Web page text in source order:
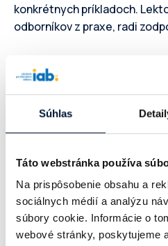
Súhlas
Táto webstránka používa
Na prispôsobenie obsahu a
sociálnych médií a analýzu
súbory cookie. Informácie o
webové stránky, poskytujeme
konkrétnych príkladoch.
odborníkov z praxe, radi
Získané know-how a
vašu značku v online
profesionalitu absolventa.
digitálnou autoritou – IAB
Kurz sa uskutoční